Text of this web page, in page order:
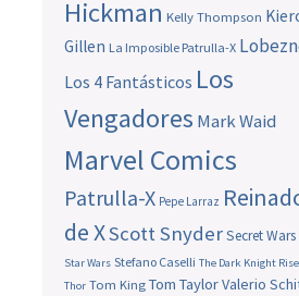
Hickman Kelly Thompson
Gillen La Imposible Patrulla-X
Los 4 Fantásticos Los
Vengadores Mark Waid
Marvel Comics
Patrulla-X Pepe Larraz
de XScott SnyderSecret Wars
Star Wars Stefano Caselli The Dark Knight
Thor Tom King Tom TaylorValerio